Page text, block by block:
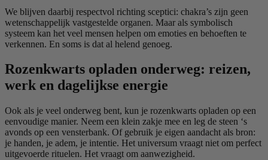
We blijven daarbij respectvol richting sceptici: chakra’s zijn geen
wetenschappelijk vastgestelde organen. Maar als symbolisch
systeem kan het veel mensen helpen om emoties en behoeften te
verkennen. En soms is dat al helend genoeg.
Rozenkwarts opladen onderweg: reizen,
werk en dagelijkse energie
Ook als je veel onderweg bent, kun je rozenkwarts opladen op een
eenvoudige manier. Neem een klein zakje mee en leg de steen ‘s
avonds op een vensterbank. Of gebruik je eigen aandacht als bron:
je handen, je adem, je intentie. Het universum vraagt niet om perfect
uitgevoerde rituelen. Het vraagt om aanwezigheid.